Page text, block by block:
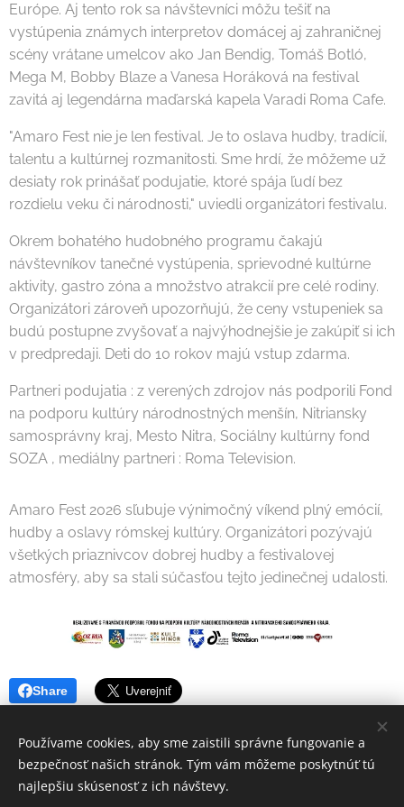
Európe. Aj tento rok sa návštevníci môžu tešiť na
vystúpenia známych interpretov domácej aj zahraničnej
scény vrátane umelcov ako Jan Bendig, Tomáš Botló,
Mega M, Bobby Blaze a Vanesa Horáková na festival
zavitá aj legendárna maďarská kapela Varadi Roma Cafe.
"Amaro Fest nie je len festival. Je to oslava hudby, tradícií,
talentu a kultúrnej rozmanitosti. Sme hrdí, že môžeme už
desiaty rok prinášať podujatie, ktoré spája ľudí bez
rozdielu veku či národnosti," uviedli organizátori festivalu.
Okrem bohatého hudobného programu čakajú
návštevníkov tanečné vystúpenia, sprievodné kultúrne
aktivity, gastro zóna a množstvo atrakcií pre celé rodiny.
Organizátori zároveň upozorňujú, že ceny vstupeniek sa
budú postupne zvyšovať a najvýhodnejšie je zakúpiť si ich
v predpredaji. Deti do 10 rokov majú vstup zdarma.
Partneri podujatia : z verených zdrojov nás podporili Fond
na podporu kultúry národnostných menšín, Nitriansky
samosprávny kraj, Mesto Nitra, Sociálny kultúrny fond
SOZA , mediálny partneri : Roma Television.
Amaro Fest 2026 sľubuje výnimočný víkend plný emócií,
hudby a oslavy rómskej kultúry. Organizátori pozývajú
všetkých priaznivcov dobrej hudby a festivalovej
atmosféry, aby sa stali súčasťou tejto jedinečnej udalosti.
Share
Používame cookies, aby sme zaistili správne fungovanie a
bezpečnosť našich stránok. Tým vám môžeme poskytnúť tú
najlepšiu skúsenosť z ich návštevy.